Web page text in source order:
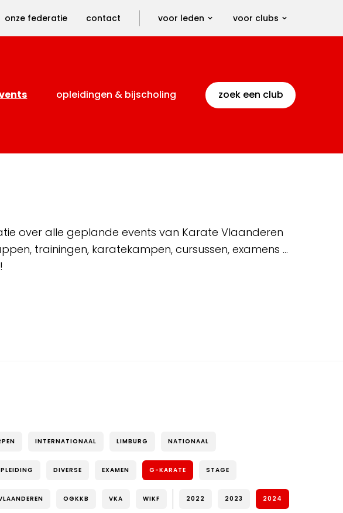
onze federatie contact voor leden voor clubs
opleidingen & bijscholing zoek een club
over alle geplande events van Karate Vlaanderen
trainingen, karatekampen, cursussen, examens …
INTERNATIONAAL LIMBURG NATIONAAL
DIVERSE EXAMEN G-KARATE STAGE
OGKKB VKA WIKF 2022 2023 2024